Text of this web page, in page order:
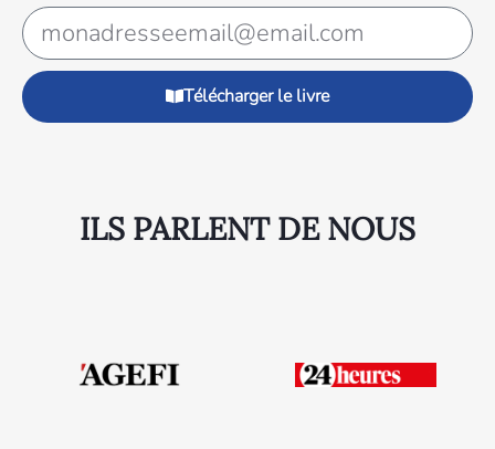
Télécharger le livre
ILS PARLENT DE NOUS